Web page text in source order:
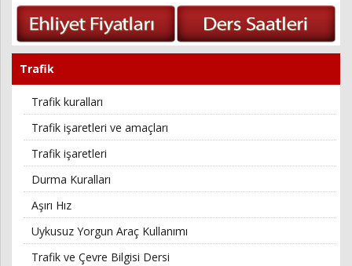
Trafik
Trafik kuralları
Trafik işaretleri ve amaçları
Trafik işaretleri
Durma Kuralları
Aşırı Hız
Uykusuz Yorgun Araç Kullanımı
Trafik ve Çevre Bilgisi Dersi